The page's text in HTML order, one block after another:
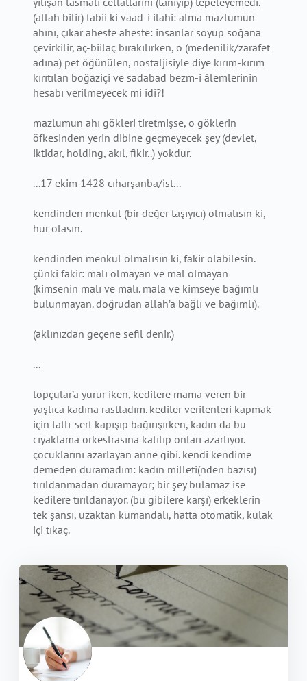
(allah bilir) tabii ki vaad-i ilahi: alma mazlumun
ahını, çıkar aheste aheste: insanlar soyup soğana
çevirkilir, aç-biilaç bırakılırken, o (medenilik/zarafet
adına) pet öğünülen, nostaljisiyle diye kırım-kırım
kırıtılan boğaziçi ve sadabad bezm-i âlemlerinin
hesabı verilmeyecek mi idi?!
mazlumun ahı gökleri tiretmişse, o göklerin
öfkesinden yerin dibine geçmeyecek şey (devlet,
iktidar, holding, akıl, fikir..) yokdur.
...17 ekim 1428 cıharşanba/ist...
kendinden menkul (bir değer taşıyıcı) olmalısın ki,
hür olasın.
kendinden menkul olmalısın ki, fakir olabilesin.
çünki fakir: malı olmayan ve mal olmayan
(kimsenin malı ve malı. mala ve kimseye bağımlı
bulunmayan. doğrudan allah’a bağlı ve bağımlı).
(aklınızdan geçene sefil denir.)
...
topçular’a yürür iken, kedilere mama veren bir
yaşlıca kadına rastladım. kediler verilenleri kapmak
için tatlı-sert kapışıp bağırışırken, kadın da bu
cıyaklama orkestrasına katılıp onları azarlıyor.
çocuklarını azarlayan anne gibi. kendi kendime
demeden duramadım: kadın milleti(nden bazısı)
tırıldanmadan duramayor; bir şey bulamaz ise
kedilere tırıldanayor. (bu gibilere karşı) erkeklerin
tek şansı, uzaktan kumandalı, hatta otomatik, kulak
içi tıkaç.